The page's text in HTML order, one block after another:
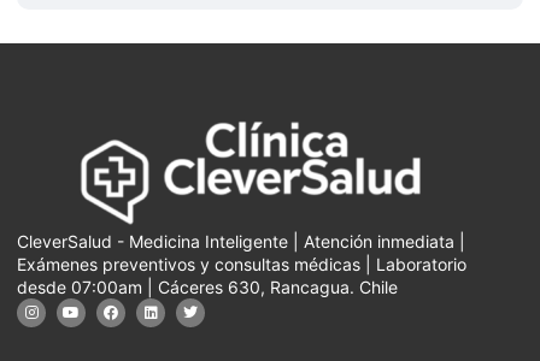
CleverSalud - Medicina Inteligente | Atención inmediata |
Exámenes preventivos y consultas médicas | Laboratorio
desde 07:00am | Cáceres 630, Rancagua. Chile